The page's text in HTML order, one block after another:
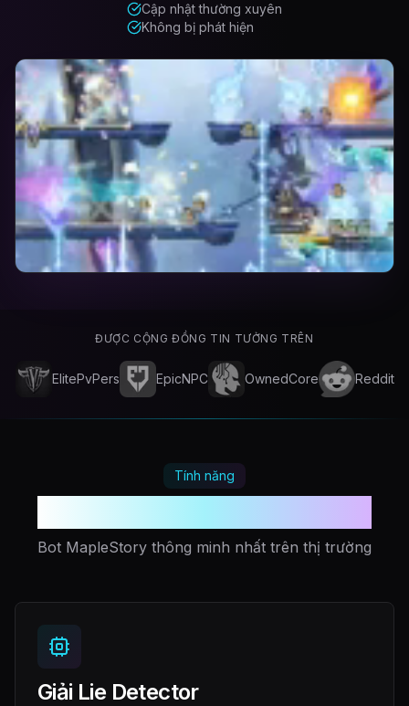
Cập nhật thường xuyên
Không bị phát hiện
ĐƯỢC CỘNG ĐỒNG TIN TƯỞNG TRÊN
ElitePvPers EpicNPC OwnedCore Reddit
Tính năng
Bot MapleStory thông minh nhất trên thị trường
Giải Lie Detector